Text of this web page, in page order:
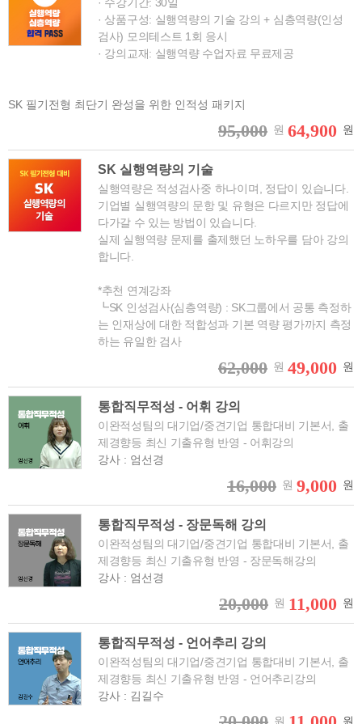
· 수강기간: 30일
· 상품구성: 실행역량의 기술 강의 + 심층역량(인성
검사) 모의테스트 1회 응시
· 강의교재: 실행역량 수업자료 무료제공
SK 필기전형 최단기 완성을 위한 인적성 패키지
95,000 원 64,900 원
SK 실행역량의 기술
실행역량은 적성검사중 하나이며, 정답이 있습니다.
기업별 실행역량의 문항 및 유형은 다르지만 정답에
다가갈 수 있는 방법이 있습니다.
실제 실행역량 문제를 출제했던 노하우를 담아 강의
합니다.
*추천 연계강좌
┗SK 인성검사(심층역량) : SK그룹에서 공통 측정하
는 인재상에 대한 적합성과 기본 역량 평가까지 측정
하는 유일한 검사
62,000 원 49,000 원
통합직무적성 - 어휘 강의
이완적성팀의 대기업/중견기업 통합대비 기본서, 출
제경향등 최신 기출유형 반영 - 어휘강의
강사 : 엄선경
16,000 원 9,000 원
통합직무적성 - 장문독해 강의
이완적성팀의 대기업/중견기업 통합대비 기본서, 출
제경향등 최신 기출유형 반영 - 장문독해강의
강사 : 엄선경
20,000 원 11,000 원
통합직무적성 - 언어추리 강의
이완적성팀의 대기업/중견기업 통합대비 기본서, 출
제경향등 최신 기출유형 반영 - 언어추리강의
강사 : 김길수
원 원